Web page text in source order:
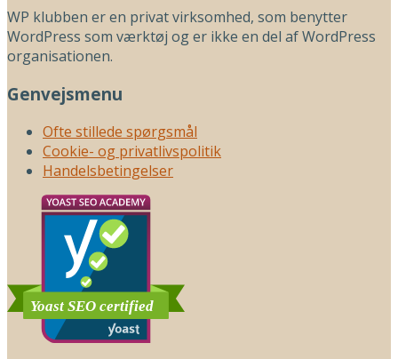
WP klubben er en privat virksomhed, som benytter
WordPress som værktøj og er ikke en del af WordPress
organisationen.
Genvejsmenu
Ofte stillede spørgsmål
Cookie- og privatlivspolitik
Handelsbetingelser